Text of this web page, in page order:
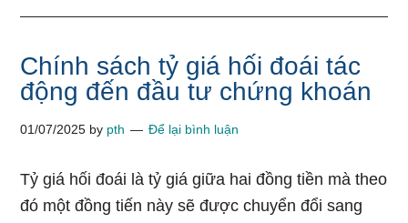
Chính sách tỷ giá hối đoái tác
động đến đầu tư chứng khoán
01/07/2025 by pth Để lại bình luận
Tỷ giá hối đoái là tỷ giá giữa hai đồng tiền mà theo
đó một đồng tiến này sẽ được chuyển đổi sang